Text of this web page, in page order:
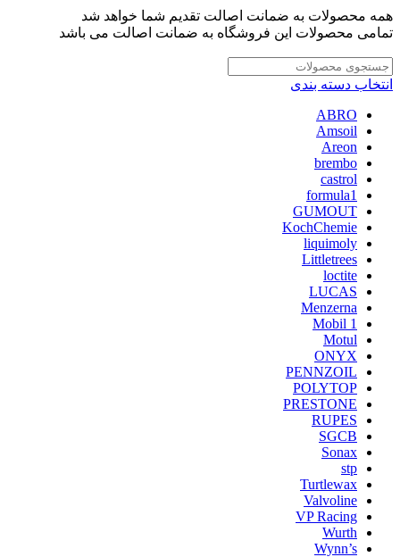
همه محصولات به ضمانت اصالت تقدیم شما خواهد شد
تمامی محصولات این فروشگاه به ضمانت اصالت می باشد
انتخاب دسته بندی
ABRO
Amsoil
Areon
brembo
castrol
formula1
GUMOUT
KochChemie
liquimoly
Littletrees
loctite
LUCAS
Menzerna
Mobil 1
Motul
ONYX
PENNZOIL
POLYTOP
PRESTONE
RUPES
SGCB
Sonax
stp
Turtlewax
Valvoline
VP Racing
Wurth
Wynn’s